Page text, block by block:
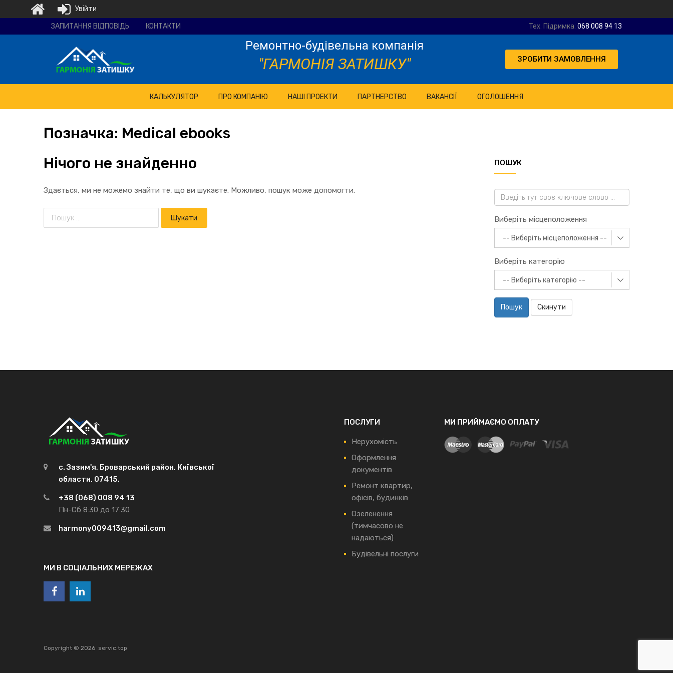
будівельна
ЗАПИТАННЯ ВІДПОВІДЬ КОНТАКТИ Тех. Підримка: 068 008 94 13
Ремонтно-будівельна компанія
"ГАРМОНІЯ ЗАТИШКУ" ЗРОБИТИ ЗАМОВЛЕННЯ
КАЛЬКУЛЯТОР ПРО КОМПАНІЮ НАШІ ПРОЕКТИ ПАРТНЕРСТВО ВАКАНСІЇ ОГОЛОШЕННЯ
Позначка: Medical ebooks
Нічого не знайденно
Здається, ми не можемо знайти те, що ви шукаєте. Можливо, пошук може допомогти.
ПОШУК
Виберіть місцеположення
Виберіть категорію
Пошук Скинути
с. Зазим'я, Броварський район, Київської
области, 07415.
+38 (068) 008 94 13
Пн-Сб 8:30 до 17:30
harmony009413@gmail.com
МИ В СОЦІАЛЬНИХ МЕРЕЖАХ
ПОСЛУГИ
Нерухомість
Оформлення
документів
Ремонт квартир,
офісів, будинків
Озеленення
(тимчасово не
надаються)
Будівельні послуги
МИ ПРИЙМАЄМО ОПЛАТУ
Copyright © 2026 servic.top
Увійти